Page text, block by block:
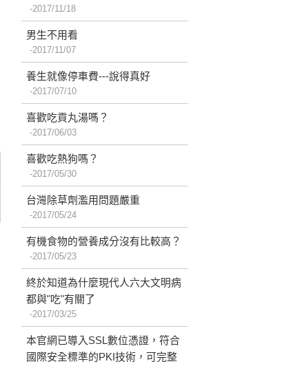
2017/11/18
男生不用看
2017/11/07
養生就像停車費---說得真好
2017/07/10
喜歡吃貢丸湯嗎？
2017/06/03
喜歡吃熱狗嗎？
2017/05/30
台灣除草劑濫用問題嚴重
2017/05/24
有機食物的營養成分沒有比較高？
2017/05/23
終於知道為什麼現代人六大文明病
都與"吃"有關了
2017/03/25
本官網已導入SSL數位憑證，符合
國際安全標準的PKI技術，可完整